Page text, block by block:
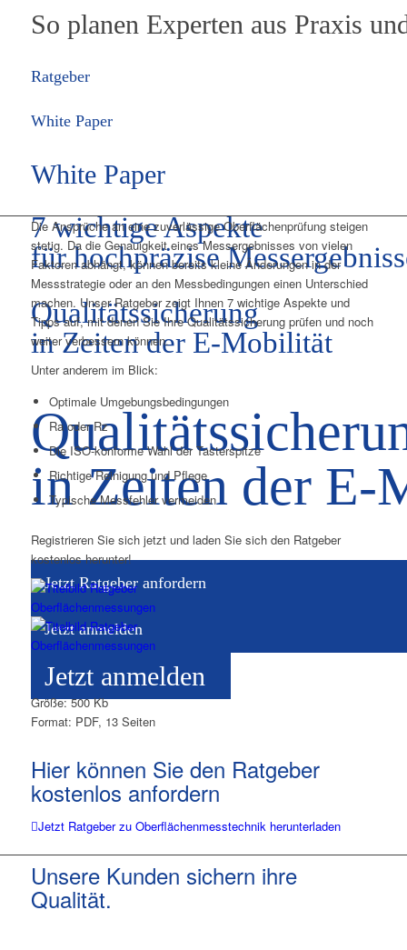
So planen Experten aus Praxis
Ratgeber
White Paper
White Paper
7 wichtige Aspekte
für hochpräzise
Qualitätssicherung
in Zeiten der E-Mobilität
in Zeiten der E-
Jetzt Ratgeber anfordern
Jetzt anmelden
Jetzt anmelden
Die Ansprüche an eine zuverlässige Oberflächenprüfung steigen
stetig. Da die Genauigkeit eines Messergebnisses von vielen
Faktoren abhängt, können bereits kleine Änderungen in der
Messstrategie oder an den Messbedingungen einen Unterschied
machen. Unser Ratgeber zeigt Ihnen 7 wichtige Aspekte und
Tipps auf, mit denen Sie Ihre Qualitätssicherung prüfen und noch
weiter verbessern können.
Unter anderem im Blick:
Optimale Umgebungsbedingungen
Ra oder Rz
Die ISO-konforme Wahl der Tasterspitze
Richtige Reinigung und Pflege
Typische Messfehler vermeiden
Registrieren Sie sich jetzt und laden Sie sich den Ratgeber
kostenlos herunter!
Größe: 500 Kb
Format: PDF, 13 Seiten
Hier können Sie den Ratgeber
kostenlos anfordern
Jetzt Ratgeber zu Oberflächenmesstechnik herunterladen
Unsere Kunden sichern ihre
Qualität.